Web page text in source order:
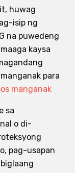
huwag
isip ng
na puwedeng
kaysa
para
manganak
sa
o di-
pag-usapan